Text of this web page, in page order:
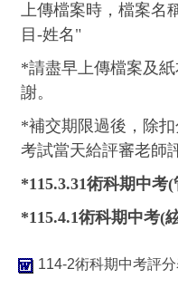
上傳檔案時，檔案名
目-姓名"
*請盡早上傳檔案及
謝。
*補交期限過後，除
考試當天給評審老師
*115.3.31術科期中考
*115.4.1術科期中考(
114-2術科期中考評